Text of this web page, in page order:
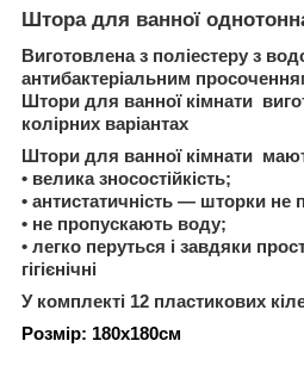
Штора для ванної
Виготовлена з поліестеру з
антибактеріальним
Штори для ванної кімнати
колірних варіантах
Штори для ванної кімнати
• велика зносостійкість;
• антистатичність — шторки не
• не пропускають воду;
• легко перуться і завдяки
гігієнічні
У комплекті 12 пластикових
Розмір: 180х180cм